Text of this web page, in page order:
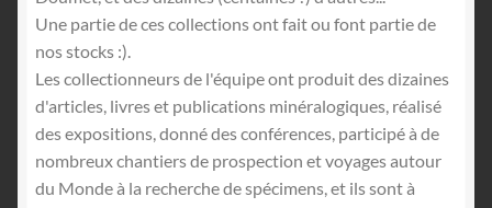
Une partie de ces collections ont fait ou font partie de
nos stocks :).
Les collectionneurs de l'équipe ont produit des dizaines
d'articles, livres et publications minéralogiques, réalisé
des expositions, donné des conférences, participé à de
nombreux chantiers de prospection et voyages autour
du Monde à la recherche de spécimens, et ils sont à